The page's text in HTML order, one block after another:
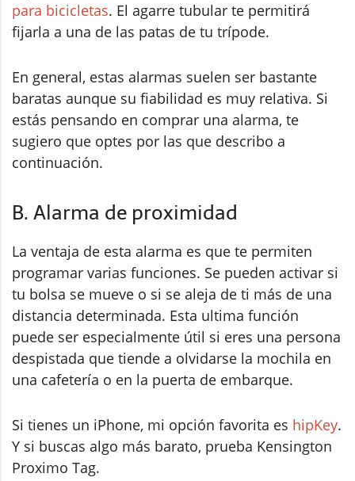
para bicicletas. El agarre tubular te permitirá
fijarla a una de las patas de tu trípode.
En general, estas alarmas suelen ser bastante
baratas aunque su fiabilidad es muy relativa. Si
estás pensando en comprar una alarma, te
sugiero que optes por las que describo a
continuación.
B. Alarma de proximidad
La ventaja de esta alarma es que te permiten
programar varias funciones. Se pueden activar si
tu bolsa se mueve o si se aleja de ti más de una
distancia determinada. Esta ultima función
puede ser especialmente útil si eres una persona
despistada que tiende a olvidarse la mochila en
una cafetería o en la puerta de embarque.
Si tienes un iPhone, mi opción favorita es hipKey.
Y si buscas algo más barato, prueba Kensington
Proximo Tag.